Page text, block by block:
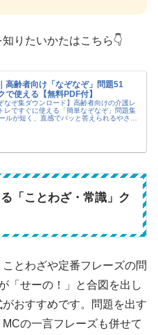
りたいかたはこちら👇
高齢者向け「なぞなぞ」問題51
で使える【無料PDF付】
なぞ集ダウンロード】高齢者向けの介護レ
レですぐに使える「簡単なぞなぞ」問題集
ルが短く、直感でパッと答えられるやさし
ながります。
「ことわざ・常識」ク
とわざや定番フレーズの問
「せーの！」と合図を出し
おすすめです。問題を出す
の一言フレーズも併せて